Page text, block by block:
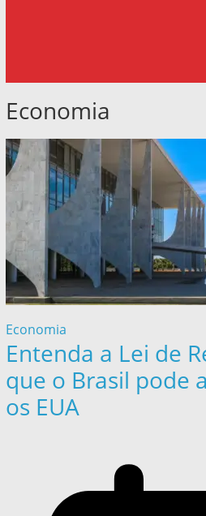
Economia
Economia
Entenda a Lei de
que o Brasil pode
os EUA